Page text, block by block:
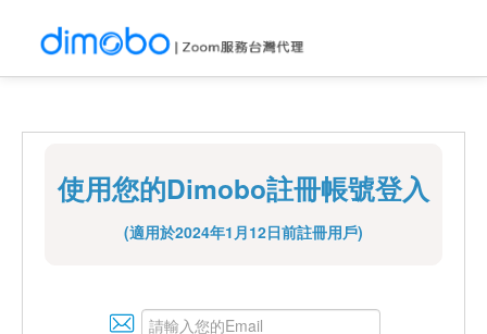
使用您的Dimobo註冊帳號登入
(適用於2024年1月12日前註冊用戶)